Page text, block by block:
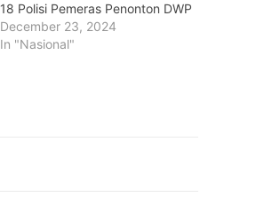
18 Polisi Pemeras Penonton DWP
December 23, 2024
In "Nasional"